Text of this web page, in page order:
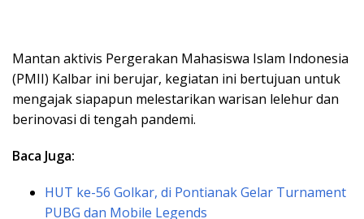
Mantan aktivis Pergerakan Mahasiswa Islam Indonesia
(PMII) Kalbar ini berujar, kegiatan ini bertujuan untuk
mengajak siapapun melestarikan warisan lelehur dan
berinovasi di tengah pandemi.
Baca Juga:
HUT ke-56 Golkar, di Pontianak Gelar Turnament
PUBG dan Mobile Legends